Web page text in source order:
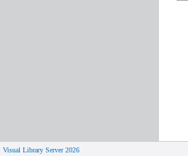
Visual Library Server 2026